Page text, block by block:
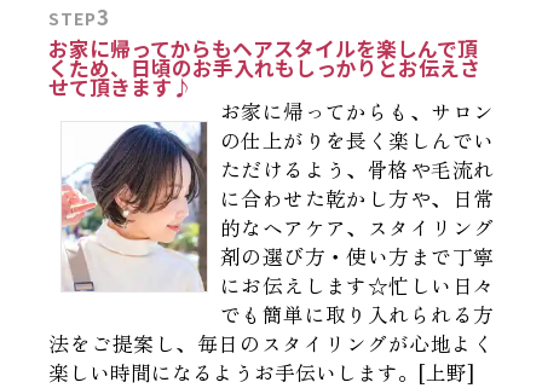
STEP3
お家に帰ってからもヘアスタイルを楽しんで頂
くため、日頃のお手入れもしっかりとお伝えさ
せて頂きます♪
お家に帰ってからも、サロン
の仕上がりを長く楽しんでい
ただけるよう、骨格や毛流れ
に合わせた乾かし方や、日常
的なヘアケア、スタイリング
剤の選び方・使い方まで丁寧
にお伝えします☆忙しい日々
でも簡単に取り入れられる方
法をご提案し、毎日のスタイリングが心地よく
楽しい時間になるようお手伝いします。[上野]